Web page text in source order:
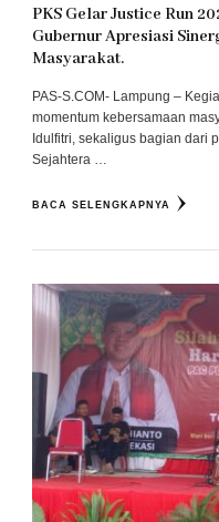
PKS Gelar Justice Run
Gubernur Apresiasi
Masyarakat.
PAS-S.COM- Lampung –
momentum kebersamaan
Idulfitri, sekaligus bagian dari
Sejahtera …
BACA SELENGKAPNYA